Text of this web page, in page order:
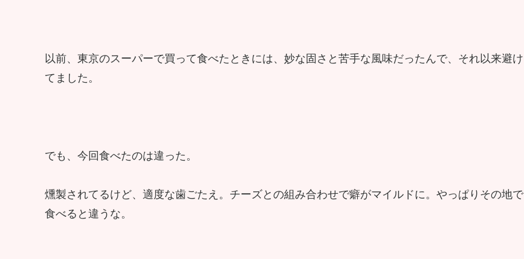
以前、東京のスーパーで買って食べたときには、妙な固さと苦手な風味だったんで、それ以来避け
てました。
でも、今回食べたのは違った。
燻製されてるけど、適度な歯ごたえ。チーズとの組み合わせで癖がマイルドに。やっぱりその地で
食べると違うな。